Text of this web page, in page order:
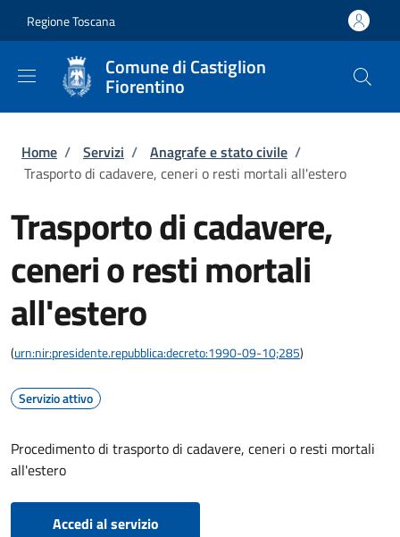
Regione Toscana
Comune di Castiglion
Fiorentino
Briciole di pane
Home / Servizi / Anagrafe e stato civile /
Trasporto di cadavere, ceneri o resti mortali all'estero
Trasporto di cadavere,
ceneri o resti mortali
all'estero
(urn:nir:presidente.repubblica:decreto:1990-09-10;285)
Servizio attivo
Procedimento di trasporto di cadavere, ceneri o resti mortali
all'estero
Accedi al servizio